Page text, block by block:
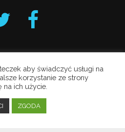
Smogowy
All Rights Reserved.
prywatności
aby świadczyć usługi na
korzystanie ze strony
na ich użycie.
ZGODA